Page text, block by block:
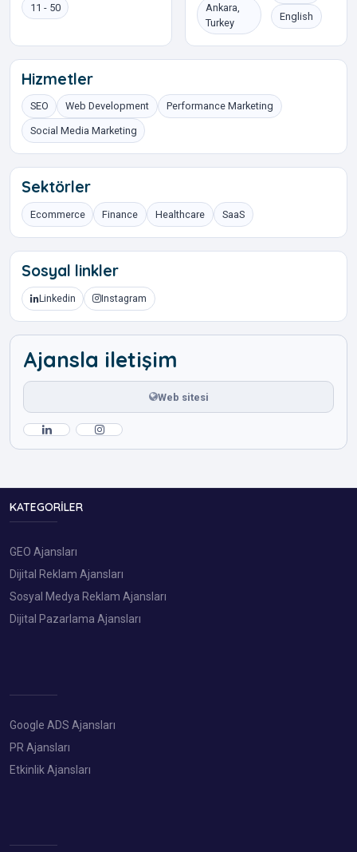
11 - 50
Ankara,
Turkey
English
Hizmetler
SEO Web Development Performance Marketing
Social Media Marketing
Sektörler
Ecommerce Finance Healthcare SaaS
Sosyal linkler
Linkedin Instagram
Ajansla iletişim
Web sitesi
KATEGORILER
GEO Ajansları
Dijital Reklam Ajansları
Sosyal Medya Reklam Ajansları
Dijital Pazarlama Ajansları
Google ADS Ajansları
PR Ajansları
Etkinlik Ajansları